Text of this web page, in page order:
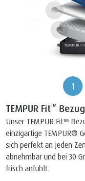
1
TEMPUR Fit™ Bezug
Unser TEMPUR Fit™
einzigartige TEMPUR®
sich perfekt an jeden
abnehmbar und bei 30
frisch anfühlt.